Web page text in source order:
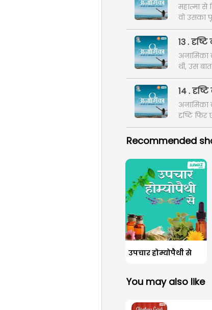
महात्मा
वो उसका
ही थी,
था। शायद
13 .
अनामिका
थी, उस
14 .
अनामिका
दृष्टि
बार, एक
सुनिए इस
Recommended
उपचार होम्योपैथी से
You may also like